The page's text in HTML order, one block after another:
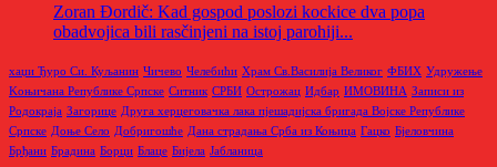
Zoran Đordič: Kad gospod poslozi kockice dva popa
obadvojica bili rasčinjeni na istoj parohiji...
хаџи Ђуро Си. Куљанин Чичево Челебићи Храм Св.Василија Великог ФБИХ Удружење
Kоњичана Републике Српске Ситник СРБИ Острожац Идбар ИМОВИНА Записи из
Родoкраја Загорице Друга херцеговачка лака пјешадијска бригада Војске Републике
Српске Доње Село Добригошће Дана страдања Срба из Коњица Гацко Бјеловчина
Брђани Брадина Борци Блаце Бијела Јабланица